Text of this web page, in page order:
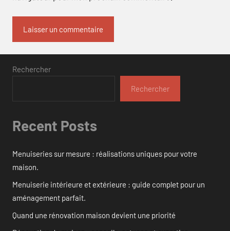
Rechercher
Rechercher
Recent Posts
Menuiseries sur mesure : réalisations uniques pour votre
maison.
Menuiserie intérieure et extérieure : guide complet pour un
aménagement parfait.
Quand une rénovation maison devient une priorité